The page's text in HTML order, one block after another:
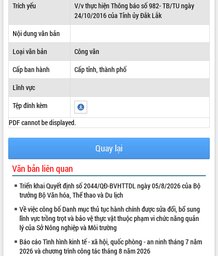
VĂN BẢN HĐND TỈNH
ĐIỂM TIN VĂN BẢN
VIDEO
Trích yếu
V/v thực hiện Thông báo số 982- TB/TU ngày
24/10/2016 của Tỉnh ủy Đắk Lắk
Nội dung văn bản
Loại văn bản
Công văn
Cấp ban hành
Cấp tỉnh, thành phố
Lĩnh vực
Tệp đính kèm
PDF cannot be displayed.
Quay lại
Văn bản liên quan
Triển khai Quyết định số 2044/QĐ-BVHTTDL ngày 05/8/2026 của Bộ
trưởng Bộ Văn hóa, Thể thao và Du lịch
Về việc công bố Danh mục thủ tục hành chính được sửa đổi, bổ sung
lĩnh vực trồng trọt và bảo vệ thực vật thuộc phạm vi chức năng quản
lý của Sở Nông nghiệp và Môi trường
Báo cáo Tình hình kinh tế - xã hội, quốc phòng - an ninh tháng 7 năm
2026 và chương trình công tác tháng 8 năm 2026